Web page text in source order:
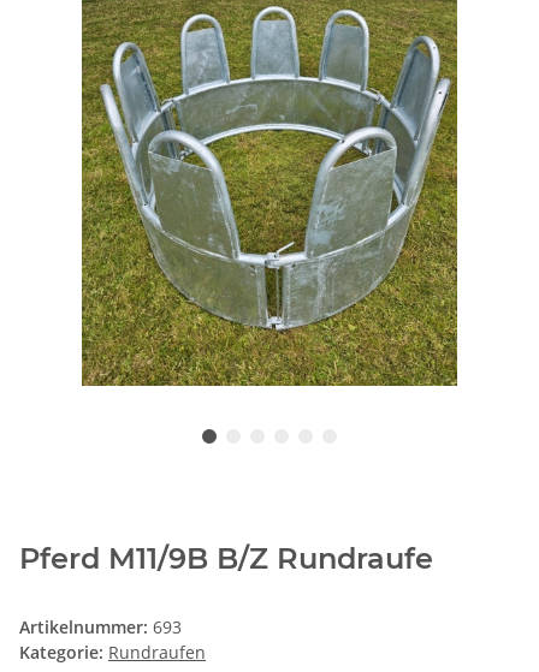
Pferd M11/9B B/Z Rundraufe
Artikelnummer: 693
Kategorie: Rundraufen